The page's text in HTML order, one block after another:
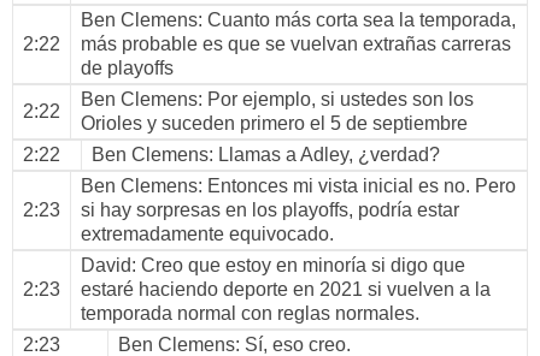
2:22
Ben Clemens: Cuanto más corta sea la temporada,
más probable es que se vuelvan extrañas carreras
de playoffs
2:22
Ben Clemens: Por ejemplo, si ustedes son los
Orioles y suceden primero el 5 de septiembre
2:22
Ben Clemens: Llamas a Adley, ¿verdad?
2:23
Ben Clemens: Entonces mi vista inicial es no. Pero
si hay sorpresas en los playoffs, podría estar
extremadamente equivocado.
2:23
David: Creo que estoy en minoría si digo que
estaré haciendo deporte en 2021 si vuelven a la
temporada normal con reglas normales.
2:23
Ben Clemens: Sí, eso creo.